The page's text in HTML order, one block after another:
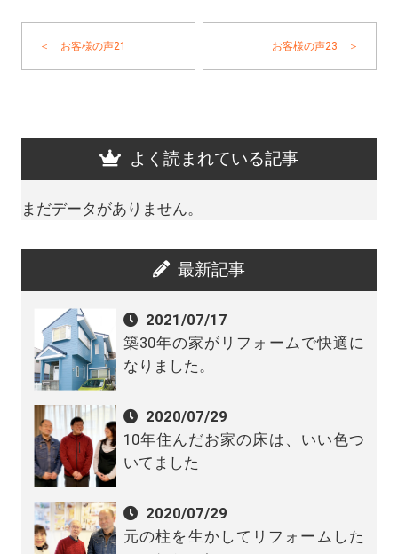
＜ お客様の声21 お客様の声23 ＞
よく読まれている記事
まだデータがありません。
最新記事
2021/07/17
築30年の家がリフォームで快適に
なりました。
2020/07/29
10年住んだお家の床は、いい色つ
いてました
2020/07/29
元の柱を生かしてリフォームした